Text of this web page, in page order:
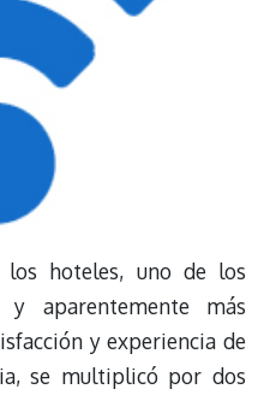
hoteles, uno de los
y aparentemente más
y experiencia de
se multiplicó por dos